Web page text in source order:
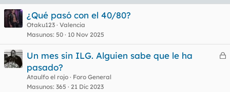
¿Qué pasó con el 40/80?
Otaku123 Valencia
Masunos 50 10 Nov 2025
C
Un mes sin ILG. Alguien sabe que le ha
pasado?
Ataulfo el rojo
Foro General
Masunos 365 21 Dic 2023